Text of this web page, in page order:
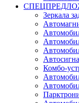
Зеркала
Комбо-